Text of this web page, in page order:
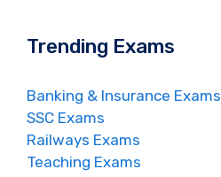
Trending Exams
Banking & Insurance Exams
SSC Exams
Railways Exams
Teaching Exams